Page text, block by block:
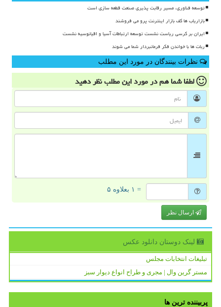
توسعه فناوری، مسیر رقابت پذیری صنعت قطعه سازی است
بازاریاب ها کف بازار اینترنت پرو می فروشند
ایران بر کرسی ریاست نشست توسعه ارتباطات آسیا و اقیانوسیه نشست
ربات ها با خواندن فکر فرمانبردار شما می شوند
نظرات بینندگان در مورد این مطلب
لطفا شما همدر مورد این مطلبنظر دهید
= ۱ بعلاوه ۵
ارسال نظر
لینک دوستان دانلود عكس
تبلیغات انتخابات مجلس
مستر گرین وال | مجری و طراح انواع دیوار سبز
پربیننده ترین ها